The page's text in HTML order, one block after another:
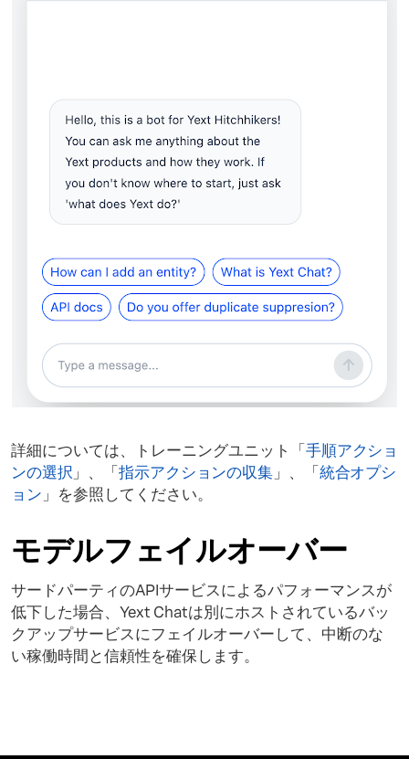
詳細については、トレーニングユニット「 手順アクショ
ンの選択 」、「指示アクションの収集」、「 統合オプシ
ョン 」を参照してください。
モデルフェイルオーバー
サードパーティのAPIサービスによるパフォーマンスが
低下した場合、Yext Chatは別にホストされているバッ
クアップサービスにフェイルオーバーして、中断のな
い稼働時間と信頼性を確保します。